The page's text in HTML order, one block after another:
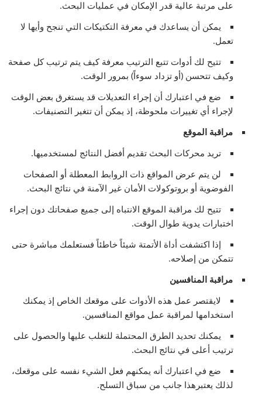
على مرتبة عالية قدر الإمكان في عمليات البحث.
يمكن أن يساعدك في معرفة التكتيكات التي تنجح وأيها لا
تعمل.
تتيح لك أدوات تتبع الترتيب معرفة كيف يتم ترتيب كل صفحة
وكيف تتحسن (أو تزداد سوءاً) بمرور الوقت.
ضع في اعتبارك أن إجراء التعديلات قد يستغرق بعض الوقت
لإجراء أي تغييرات ملحوظة، إذ يمكن أن تتغير التصنيفات.
مراقبة الموقع
تريد محركات البحث تقديم أفضل النتائج لمستخدميها.
لن يتم عرض المواقع ذات الروابط المعطلة أو الصفحات
الفوضوية أو بروتوكولات الأمان غير الآمنة في نتائج البحث.
تتيح لك مراقبة الموقع الانتباه إلى جميع صفحاتك دون إجراء
اختبارات يدوية طوال الوقت.
إذا اكتشفت أداة الأتمتة شيئاً خاطئاً فستعلمك مباشرة حتى
تتمكن من إصلاحه.
مراقبة المنافسين
لايقتصر عمل هذه الأدوات على موقعك الخاص إذ يمكنك
استخدامها لمراقبة عمل مواقع المنافسين.
يمكنك تحديد الطرق المحتملة للتغلب عليها والحصول على
ترتيب أعلى في نتائج البحث.
ضع في اعتبارك أنه يمكنهم فعل الشيء نفسه على موقعك،
لذلك يعتبرهذا جانب من سباق التسلح.